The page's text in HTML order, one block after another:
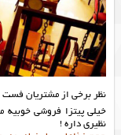
نظر برخی از مشتریان
خیلی پیتزا فروشی خوبیه
نظیری داره !